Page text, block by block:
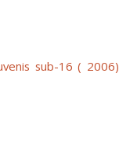
sub-16 ( 2006)